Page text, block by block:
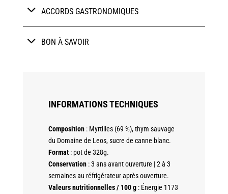
ACCORDS GASTRONOMIQUES
BON À SAVOIR
INFORMATIONS TECHNIQUES
Composition : Myrtilles (69 %), thym sauvage
du Domaine de Leos, sucre de canne blanc.
Format : pot de 328g.
Conservation : 3 ans avant ouverture | 2 à 3
semaines au réfrigérateur après ouverture.
Valeurs nutritionnelles / 100 g : Énergie 1173